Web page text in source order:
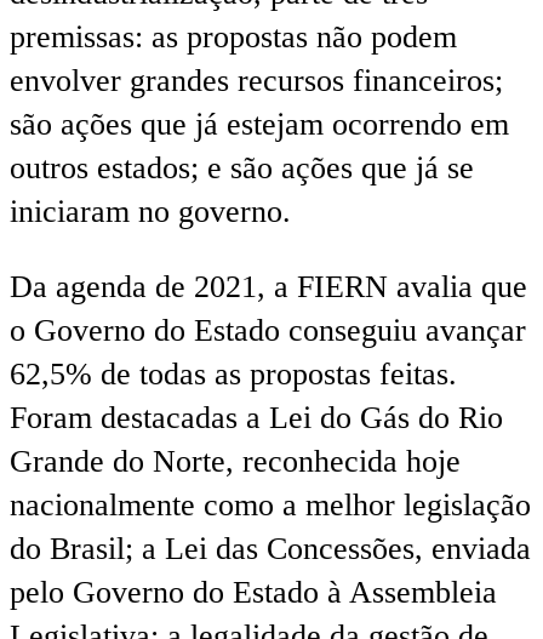
premissas: as propostas não podem
envolver grandes recursos financeiros;
são ações que já estejam ocorrendo em
outros estados; e são ações que já se
iniciaram no governo.
Da agenda de 2021, a FIERN avalia que
o Governo do Estado conseguiu avançar
62,5% de todas as propostas feitas.
Foram destacadas a Lei do Gás do Rio
Grande do Norte, reconhecida hoje
nacionalmente como a melhor legislação
do Brasil; a Lei das Concessões, enviada
pelo Governo do Estado à Assembleia